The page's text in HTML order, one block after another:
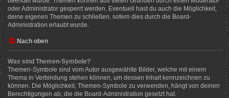
oder Administrator gesperrt werden. Eventuell hast du auch die Möglichkeit,
deine eigenen Themen zu schließen, sofern dies durch die Board-
Administration erlaubt wurde.
Nach oben
Was sind Themen-Symbole?
Themen-Symbole sind vom Autor ausgewählte Bilder, welche mit einem
Thema in Verbindung stehen können, um dessen Inhalt kennzeichnen zu
können. Die Möglichkeit, Themen-Symbole zu verwenden, hängt von deinen
Berechtigungen ab, die die Board-Administration gesetzt hat.